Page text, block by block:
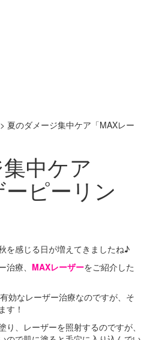
> 夏のダメージ集中ケア「MAXレー
中ケア
ーピーリン
を感じる日が増えてきましたね♪
療、 MAXレーザーをご紹介した
効なレーザー治療なのですが、そ
す！
、レーザーを照射するのですが、